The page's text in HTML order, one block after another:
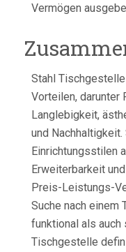
Vermögen
Stahl
Vorteilen, darunter
Langlebigkeit,
und
Einrichtungsstilen
Erweiterbarkeit
Preis-Leistungs-
Suche nach
funktional als
Tischgestelle